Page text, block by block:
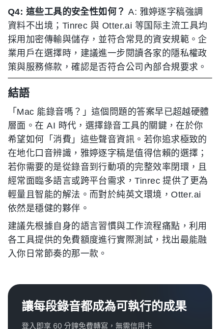
Q4: 這些工具的安全性如何？ A: 雅婷逐字稿強調
資料不出境；Tinrec 與 Otter.ai 等国际主流工具均
採用加密傳輸與儲存，並符合常見的資安規範。企
業用戶在選擇時，建議進一步閱讀各家的隱私權政
策與服務條款，確認是否符合公司內部合規要求。
結語
「Mac 能錄音嗎？」這個問題的答案早已超越硬體
層面。在 AI 時代，選擇錄音工具的關鍵，在於你
希望如何「消費」這些聲音資訊。若你追求極致的
在地化口音辨識，雅婷逐字稿是值得信賴的選擇；
若你需要的是從錄音到行動項的完整效率閉環，且
經常面臨多語言或跨平台需求，Tinrec 提供了更為
輕量且智能的解法。而對於純英文環境，Otter.ai
依然是穩健的夥伴。
建議先根據自身的語言習慣與工作流程痛點，利用
各工具提供的免費額度進行實際測試，找出最能融
入你日常節奏的那一款。
讓每段錄音都成為可執行的成果
登入即享 60 分鐘免費轉寫，無需信用卡